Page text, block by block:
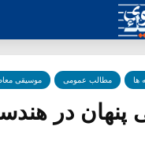
ها مطالب عمومی موسیقی
در